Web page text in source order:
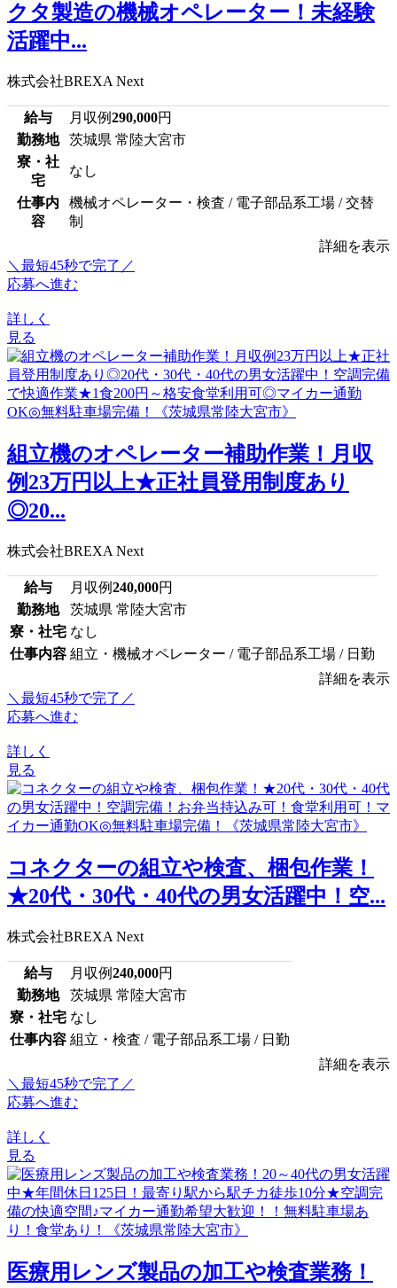
クタ製造の機械オペレーター！未経験
活躍中...
株式会社BREXA Next
給与 月収例290,000円
勤務地
茨城県 常陸大宮市
寮・社
宅
なし
仕事内
容
機械オペレーター・検査 / 電子部品系工場 / 交替
制
詳細を表示
＼最短45秒で完了／
応募へ進む
詳しく
見る
組立機のオペレーター補助作業！月収
例23万円以上★正社員登用制度あり
◎20...
株式会社BREXA Next
給与 月収例240,000円
勤務地
茨城県 常陸大宮市
寮・社宅 なし
仕事内容 組立・機械オペレーター / 電子部品系工場 / 日勤
詳細を表示
＼最短45秒で完了／
応募へ進む
詳しく
見る
コネクターの組立や検査、梱包作業！
★20代・30代・40代の男女活躍中！空...
株式会社BREXA Next
給与 月収例240,000円
勤務地
茨城県 常陸大宮市
寮・社宅 なし
仕事内容 組立・検査 / 電子部品系工場 / 日勤
詳細を表示
＼最短45秒で完了／
応募へ進む
詳しく
見る
医療用レンズ製品の加工や検査業務！